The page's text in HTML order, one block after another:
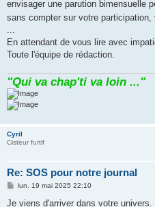
envisager une parution bimensuelle
sans compter sur votre
...
En attendant de vous lire avec
Toute l'équipe de rédaction.
"Qui va chap'ti va loin ..."
Cyril
Cisteur furtif
Re: SOS pour notre journal
M
s
lun. 19 mai 2025 22:10
Je viens d'arriver dans votre